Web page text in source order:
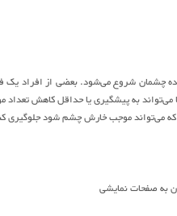
شروع می‌شود. بعضی از افراد یک
می‌تواند به پیشگیری یا حداقل کاهش
که می‌تواند موجب خارش چشم شود جلوگیری
به صفحات نمایشی